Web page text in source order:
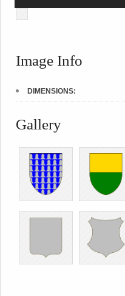
Image Info
DIMENSIONS:
Gallery